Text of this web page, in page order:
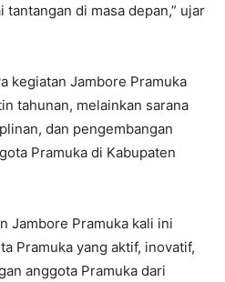
di masa depan,” ujar
kegiatan Jambore Pramuka
tahunan, melainkan sarana
dan pengembangan
Pramuka di Kabupaten
Jambore Pramuka kali ini
Pramuka yang aktif, inovatif,
anggota Pramuka dari